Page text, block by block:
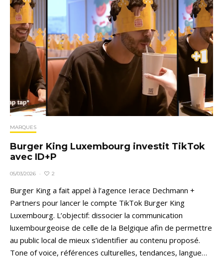
MARQUES
Burger King Luxembourg investit TikTok
avec ID+P
05/03/2026 · 2
Burger King a fait appel à l’agence Ierace Dechmann +
Partners pour lancer le compte TikTok Burger King
Luxembourg. L’objectif: dissocier la communication
luxembourgeoise de celle de la Belgique afin de permettre
au public local de mieux s’identifier au contenu proposé.
Tone of voice, références culturelles, tendances, langue…